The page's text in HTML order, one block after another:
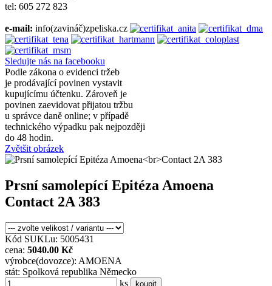
tel: 605 272 823
e-mail: info(zavináč)zpeliska.cz
Sledujte nás na facebooku
Podle zákona o evidenci tržeb
je prodávající povinen vystavit
kupujícímu účtenku. Zároveň je
povinen zaevidovat přijatou tržbu
u správce daně online; v případě
technického výpadku pak nejpozději
do 48 hodin.
Zvětšit obrázek
Prsní samolepící Epitéza Amoena
Contact 2A 383
Kód SUKLu: 5005431
cena: 5040.00 Kč
výrobce(dovozce): AMOENA
stát: Spolková republika Německo
ks
koupit